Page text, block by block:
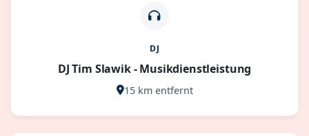
DJ
DJ Tim Slawik - Musikdienstleistung
15 km entfernt